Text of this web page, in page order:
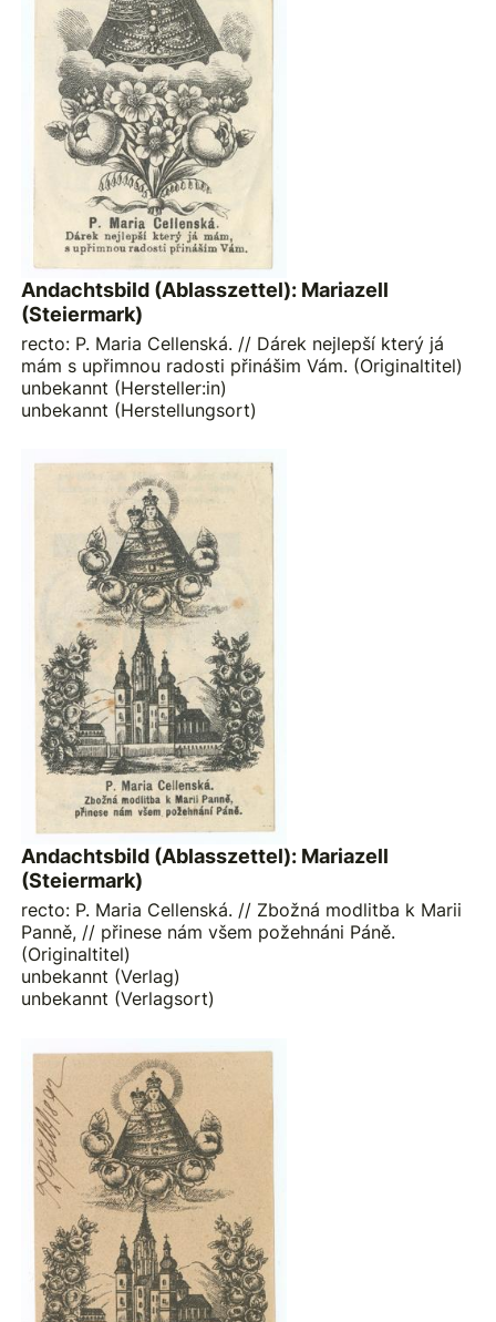
Andachtsbild (Ablasszettel): Mariazell
(Steiermark)
recto: P. Maria Cellenská. // Dárek nejlepší který já
mám s upřimnou radosti přinášim Vám. (Originaltitel)
unbekannt (Hersteller:in)
unbekannt (Herstellungsort)
Andachtsbild (Ablasszettel): Mariazell
(Steiermark)
recto: P. Maria Cellenská. // Zbožná modlitba k Marii
Panně, // přinese nám všem požehnáni Páně.
(Originaltitel)
unbekannt (Verlag)
unbekannt (Verlagsort)